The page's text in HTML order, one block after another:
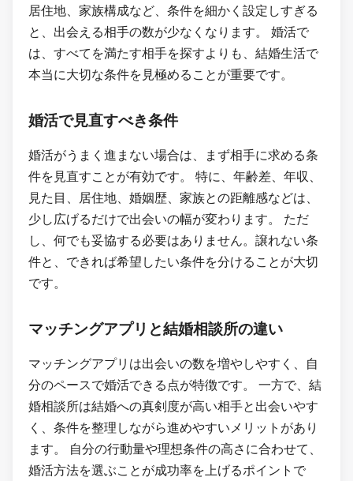
居住地、家族構成など、条件を細かく設定しすぎる
と、出会える相手の数が少なくなります。 婚活で
は、すべてを満たす相手を探すよりも、結婚生活で
本当に大切な条件を見極めることが重要です。
婚活で見直すべき条件
婚活がうまく進まない場合は、まず相手に求める条
件を見直すことが有効です。 特に、年齢差、年収、
見た目、居住地、婚姻歴、家族との距離感などは、
少し広げるだけで出会いの幅が変わります。 ただ
し、何でも妥協する必要はありません。譲れない条
件と、できれば希望したい条件を分けることが大切
です。
マッチングアプリと結婚相談所の違い
マッチングアプリは出会いの数を増やしやすく、自
分のペースで婚活できる点が特徴です。 一方で、結
婚相談所は結婚への真剣度が高い相手と出会いやす
く、条件を整理しながら進めやすいメリットがあり
ます。 自分の行動量や理想条件の高さに合わせて、
婚活方法を選ぶことが成功率を上げるポイントで